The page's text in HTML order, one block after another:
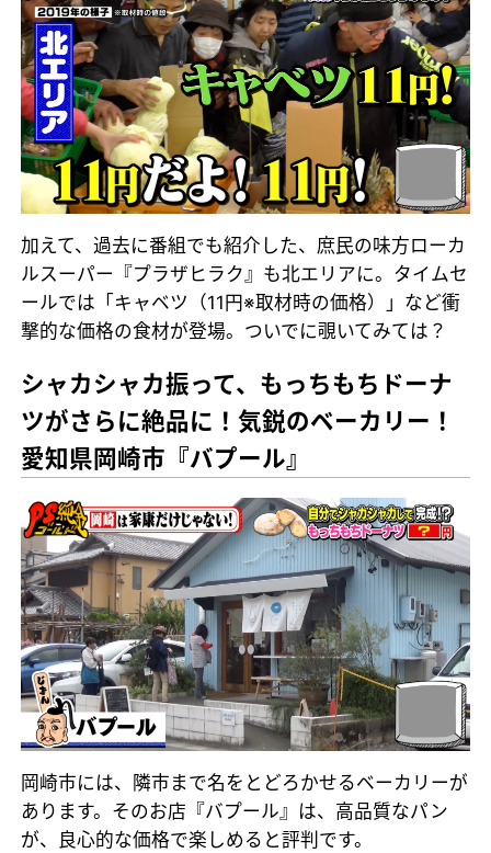
加えて、過去に番組でも紹介した、庶民の味方ローカ
ルスーパー『プラザヒラク』も北エリアに。タイムセ
ールでは「キャベツ（11円※取材時の価格）」など衝
撃的な価格の食材が登場。ついでに覗いてみては？
シャカシャカ振って、もっちもちドーナ
ツがさらに絶品に！気鋭のベーカリー！
愛知県岡崎市『バプール』
岡崎市には、隣市まで名をとどろかせるベーカリーが
あります。そのお店『バプール』は、高品質なパン
が、良心的な価格で楽しめると評判です。